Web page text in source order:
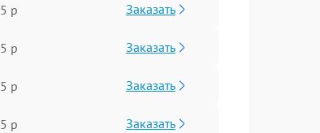
р Заказать
р Заказать
р Заказать
р Заказать